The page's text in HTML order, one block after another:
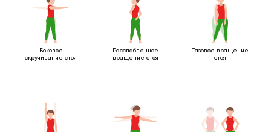
Боковое
скручивание стоя
Расслабленное
вращение стоя
Тазовое вращение
стоя